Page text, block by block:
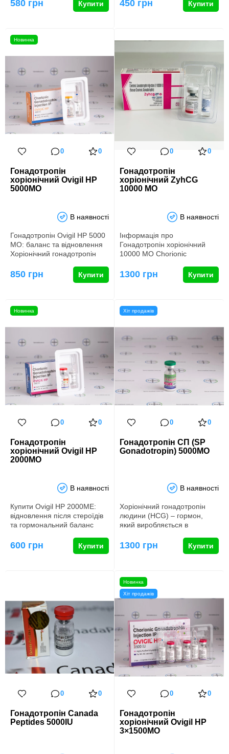
580 грн Купити 450 грн Купити
Новинка
0 0
Гонадотропін
хоріонічний Ovigil HP
5000МО
В наявності
Гонадотропін Ovigil HP 5000
МО: баланс та відновлення
Хоріонічний гонадотропін
850 грн Купити
0 0
Гонадотропін
хоріонічний ZyhCG
10000 МО
В наявності
Інформація про
Гонадотропін хоріонічний
10000 МО Chorionic
фармакологічн…
1300 грн Купити
Новинка
0 0
Гонадотропін
хоріонічний Ovigil HP
2000МО
В наявності
Купити Ovigil HP 2000МЕ:
відновлення після стероїдів
та гормональний баланс
600 грн Купити
Хіт продажів
0 0
Гонадотропін СП (SP
Gonadotropin) 5000МО
В наявності
Хоріонічний гонадотропін
людини (HCG) – гормон,
який виробляється в
вагітнос…
1300 грн Купити
0 0
Гонадотропін Canada
Peptides 5000IU
Новинка
Хіт продажів
0 0
Гонадотропін
хоріонічний Ovigil HP
3×1500МО